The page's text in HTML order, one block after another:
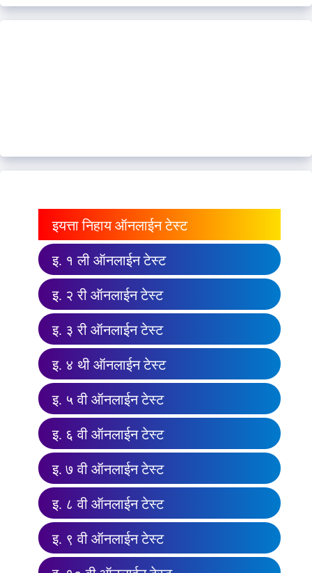
इयत्ता निहाय ऑनलाईन टेस्ट
इ. १ ली ऑनलाईन टेस्ट
इ. २ री ऑनलाईन टेस्ट
इ. ३ री ऑनलाईन टेस्ट
इ. ४ थी ऑनलाईन टेस्ट
इ. ५ वी ऑनलाईन टेस्ट
इ. ६ वी ऑनलाईन टेस्ट
इ. ७ वी ऑनलाईन टेस्ट
इ. ८ वी ऑनलाईन टेस्ट
इ. ९ वी ऑनलाईन टेस्ट